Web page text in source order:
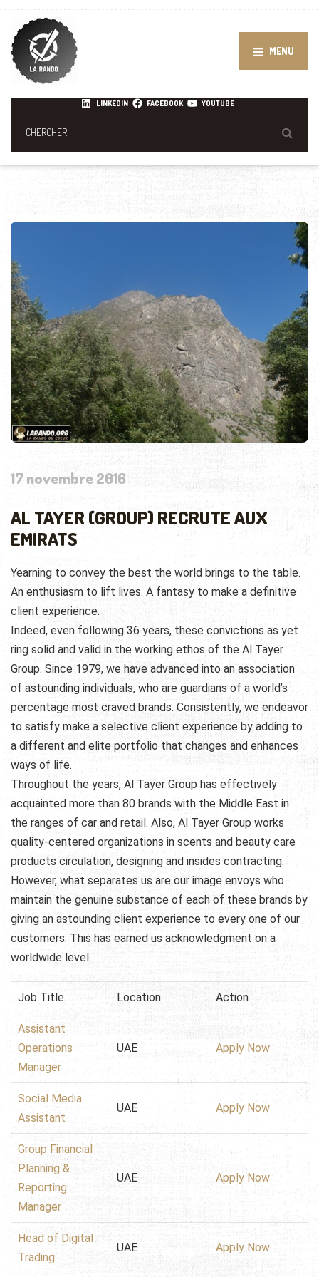
MENU
LINKEDIN FACEBOOK YOUTUBE
17 novembre 2016
AL TAYER (GROUP) RECRUTE AUX
EMIRATS
Yearning to convey the best the world brings to the table.
An enthusiasm to lift lives. A fantasy to make a definitive
client experience.
Indeed, even following 36 years, these convictions as yet
ring solid and valid in the working ethos of the Al Tayer
Group. Since 1979, we have advanced into an association
of astounding individuals, who are guardians of a world’s
percentage most craved brands. Consistently, we endeavor
to satisfy make a selective client experience by adding to
a different and elite portfolio that changes and enhances
ways of life.
Throughout the years, Al Tayer Group has effectively
acquainted more than 80 brands with the Middle East in
the ranges of car and retail. Also, Al Tayer Group works
quality-centered organizations in scents and beauty care
products circulation, designing and insides contracting.
However, what separates us are our image envoys who
maintain the genuine substance of each of these brands by
giving an astounding client experience to every one of our
customers. This has earned us acknowledgment on a
worldwide level.
Job Title Location Action
Assistant
Operations
Manager
UAE Apply Now
Social Media
Assistant
UAE Apply Now
Group Financial
Planning &
Reporting
Manager
UAE Apply Now
Head of Digital
Trading
UAE Apply Now